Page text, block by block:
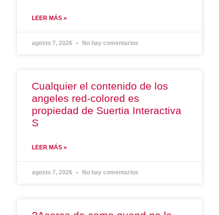
LEER MÁS »
agosto 7, 2026 No hay comentarios
Cualquier el contenido de los
angeles red-colored es
propiedad de Suertia Interactiva
S
LEER MÁS »
agosto 7, 2026 No hay comentarios